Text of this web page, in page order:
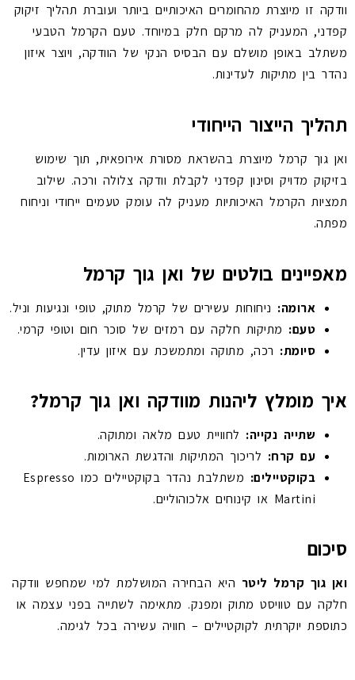
וודקה זו מיוצרת מהחומרים האיכותיים ביותר ועוברת תהליך זיקוק
קפדני, המעניק לה מרקם חלק במיוחד. טעם הקרמל הטבעי
משתלב באופן מושלם עם הבסיס הנקי של הוודקה, ויוצר איזון
נהדר בין מתיקות לעדינות.
תהליך הייצור הייחודי
ואן גוך קרמל מיוצרת בהשראת מסורת אירופאית, תוך שימוש
בזיקוק מדויק וסינון קפדני לקבלת וודקה צלולה ורכה. שילוב
תמציות הקרמל האיכותיות מעניק לה עומק טעמים ייחודי וניחוח
מפתה.
מאפיינים בולטים של ואן גוך קרמל
ארומה: ניחוחות עשירים של קרמל מתוק, טופי ונגיעות וניל.
טעם: מתיקות חלקה עם רמזים של סוכר חום וטופי קרמי.
סיומת: רכה, מתוקה ומתמשכת עם איזון עדין.
איך מומלץ ליהנות מוודקה ואן גוך קרמל?
שתייה נקייה: לחוויית טעם מלאה ומתוקה.
עם קרח: לריכוך המתיקות והדגשת הארומות.
בקוקטיילים:
משתלבת נהדר בקוקטיילים כמו Espresso
Martini או קינוחים אלכוהוליים.
סיכום
ואן גוך קרמל ליטר היא הבחירה המושלמת למי שמחפש וודקה
חלקה עם טוויסט מתוק ומפנק. מתאימה לשתייה בפני עצמה או
כתוספת יוקרתית לקוקטיילים – חוויה עשירה בכל לגימה.